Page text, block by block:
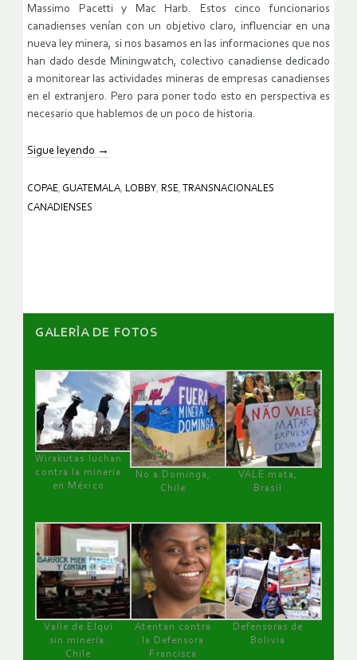
Massimo Pacetti y Mac Harb. Estos cinco funcionarios
canadienses venían con un objetivo claro, influenciar en una
nueva ley minera, si nos basamos en las informaciones que nos
han dado desde Miningwatch, colectivo canadiense dedicado
a monitorear las actividades mineras de empresas canadienses
en el extranjero. Pero para poner todo esto en perspectiva es
necesario que hablemos de un poco de historia.
Sigue leyendo →
COPAE, GUATEMALA, LOBBY, RSE,
TRANSNACIONALES
CANADIENSES
GALERÌA DE FOTOS
Wirakutas luchan
contra la minería
en México
No a Dominga,
Chile
VALE mata,
Brasil
Valle de Elqui
sin minería.
Chile
Atentan contra
la Defensora
Francisca
Defensoras de
Bolivia